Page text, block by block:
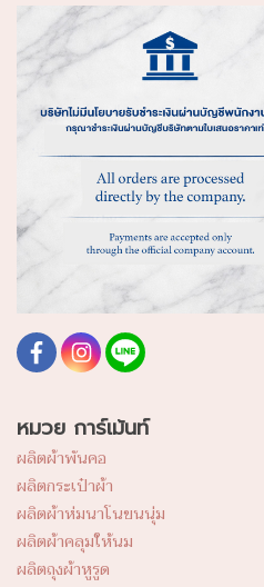
หมวย การ์เม้นท์
ผลิตผ้าพันคอ
ผลิตกระเป๋าผ้า
ผลิตผ้าห่มนาโนขนนุ่ม
ผลิตผ้าคลุมให้นม
ผลิตถุงผ้าหูรูด